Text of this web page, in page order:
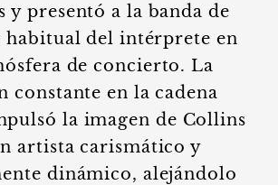
y presentó a la banda de
habitual del intérprete en
de concierto. La
constante en la cadena
la imagen de Collins
artista carismático y
dinámico, alejándolo